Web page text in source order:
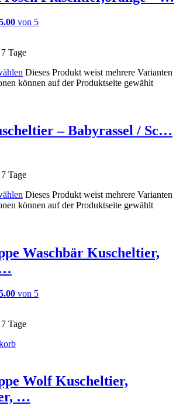
von 5
Tage
Dieses Produkt weist mehrere Varianten
können auf der Produktseite gewählt
– Babyrassel / Sc…
Tage
Dieses Produkt weist mehrere Varianten
können auf der Produktseite gewählt
Waschbär Kuscheltier,
von 5
Tage
Wolf Kuscheltier,
…